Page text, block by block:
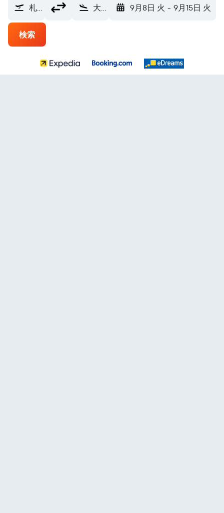
札幌市 (SPK) 大阪市 (OSA) 9月8日 火 - 9月15日 火
検索